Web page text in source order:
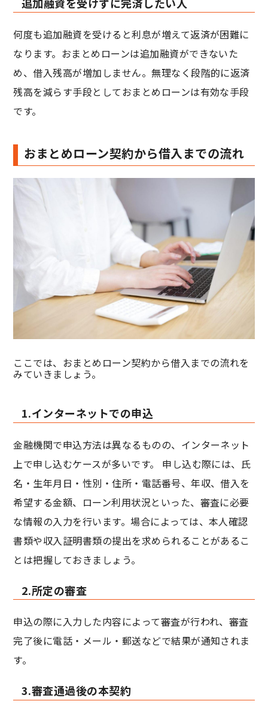
何度も追加融資を受けると利息が増えて返済が困難に
なります。おまとめローンは追加融資ができないた
め、借入残高が増加しません。無理なく段階的に返済
残高を減らす手段としておまとめローンは有効な手段
です。
おまとめローン契約から借入までの流れ
ここでは、おまとめローン契約から借入までの流れを
みていきましょう。
1.インターネットでの申込
金融機関で申込方法は異なるものの、インターネット
上で申し込むケースが多いです。 申し込む際には、氏
名・生年月日・性別・住所・電話番号、年収、借入を
希望する金額、ローン利用状況といった、審査に必要
な情報の入力を行います。場合によっては、本人確認
書類や収入証明書類の提出を求められることがあるこ
とは把握しておきましょう。
2.所定の審査
申込の際に入力した内容によって審査が行われ、審査
完了後に電話・メール・郵送などで結果が通知されま
す。
3.審査通過後の本契約